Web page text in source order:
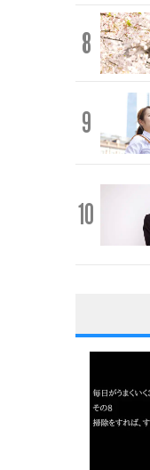
8
9
10
1